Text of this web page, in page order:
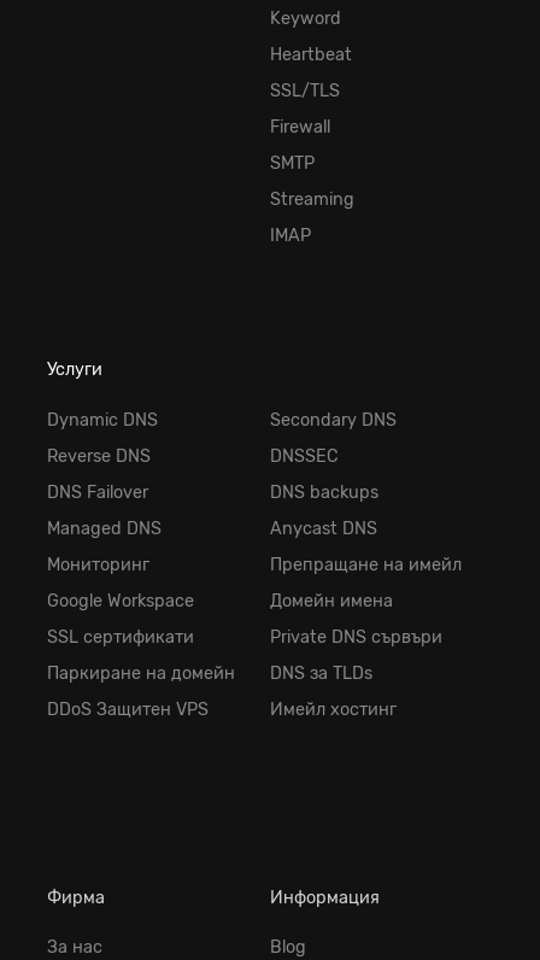
Keyword
Heartbeat
SSL/TLS
Firewall
SMTP
Streaming
IMAP
Услуги
Dynamic DNS
Reverse DNS
DNS Failover
Managed DNS
Мониторинг
Google Workspace
SSL сертификати
Паркиране на домейн
DDoS Защитен VPS
Secondary DNS
DNSSEC
DNS backups
Anycast DNS
Препращане на имейл
Домейн имена
Private DNS сървъри
DNS за TLDs
Имейл хостинг
Фирма
За нас
Информация
Blog